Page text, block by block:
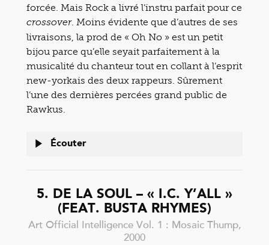
forcée. Mais Rock a livré l’instru parfait pour ce
crossover. Moins évidente que d’autres de ses
livraisons, la prod de « Oh No » est un petit
bijou parce qu’elle seyait parfaitement à la
musicalité du chanteur tout en collant à l’esprit
new-yorkais des deux rappeurs. Sûrement
l’une des dernières percées grand public de
Rawkus.
Écouter
5. DE LA SOUL – « I.C. Y’ALL »
(FEAT. BUSTA RHYMES)
Art Official Intelligence Vol. 1 : Mosaic Thump,
2000